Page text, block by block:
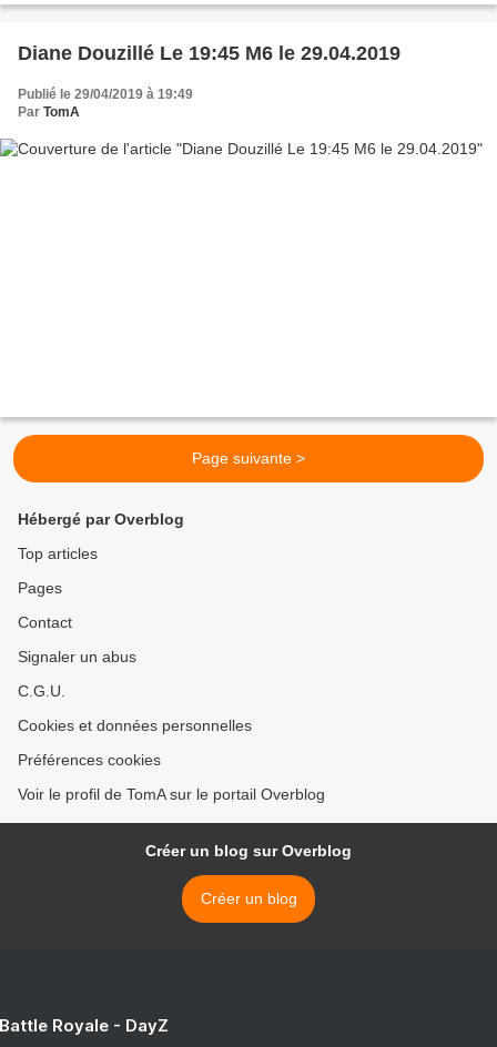
Diane Douzillé Le 19:45 M6 le 29.04.2019
Publié le 29/04/2019 à 19:49
Par TomA
Page suivante >
Hébergé par Overblog
Top articles
Pages
Contact
Signaler un abus
C.G.U.
Cookies et données personnelles
Préférences cookies
Voir le profil de TomA sur le portail Overblog
Créer un blog sur Overblog
Créer un blog
Royale - DayZ